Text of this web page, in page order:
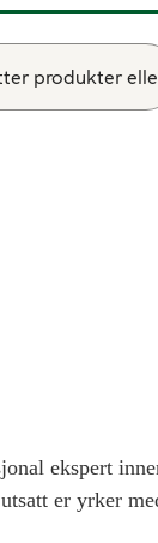
ekspert
er yrker